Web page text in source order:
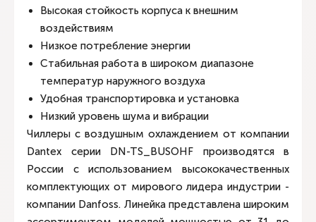
Высокая стойкость корпуса к внешним
воздействиям
Низкое потребление энергии
Стабильная работа в широком диапазоне
температур наружного воздуха
Удобная транспортировка и установка
Низкий уровень шума и вибрации
Чиллеры с воздушным охлаждением от компании
Dantex серии DN-TS_BUSOHF производятся в
России с использованием высококачественных
комплектующих от мирового лидера индустрии -
компании Danfoss. Линейка представлена широким